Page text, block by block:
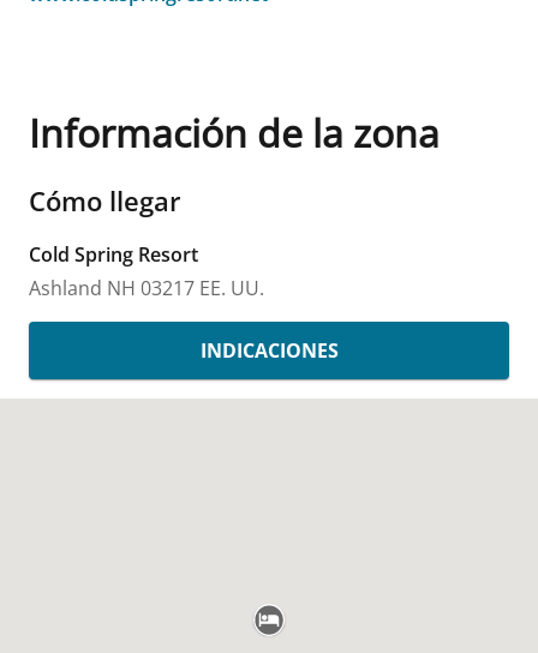
Información de la zona
Cómo llegar
Cold Spring Resort
Ashland NH 03217 EE. UU.
INDICACIONES